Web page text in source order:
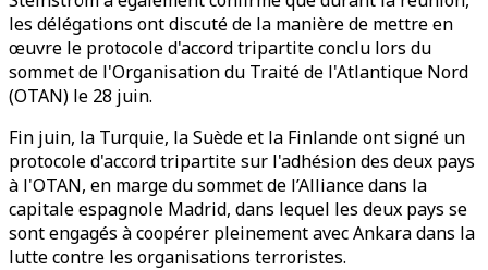
les délégations ont discuté de la manière de mettre en
œuvre le protocole d'accord tripartite conclu lors du
sommet de l'Organisation du Traité de l'Atlantique Nord
(OTAN) le 28 juin.
Fin juin, la Turquie, la Suède et la Finlande ont signé un
protocole d'accord tripartite sur l'adhésion des deux pays
à l'OTAN, en marge du sommet de l’Alliance dans la
capitale espagnole Madrid, dans lequel les deux pays se
sont engagés à coopérer pleinement avec Ankara dans la
lutte contre les organisations terroristes.